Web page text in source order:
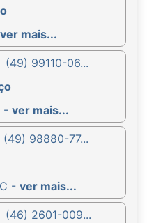
ver mais...
(49) 99110-06...
- ver mais...
(49) 98880-77...
- ver mais...
(46) 2601-009...